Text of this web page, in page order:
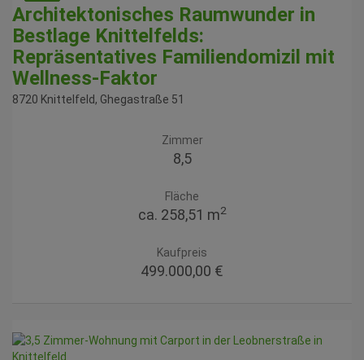
Architektonisches Raumwunder in
Bestlage Knittelfelds:
Repräsentatives Familiendomizil mit
Wellness-Faktor
8720 Knittelfeld, Ghegastraße 51
Zimmer
8,5
Fläche
ca. 258,51 m2
Kaufpreis
499.000,00 €